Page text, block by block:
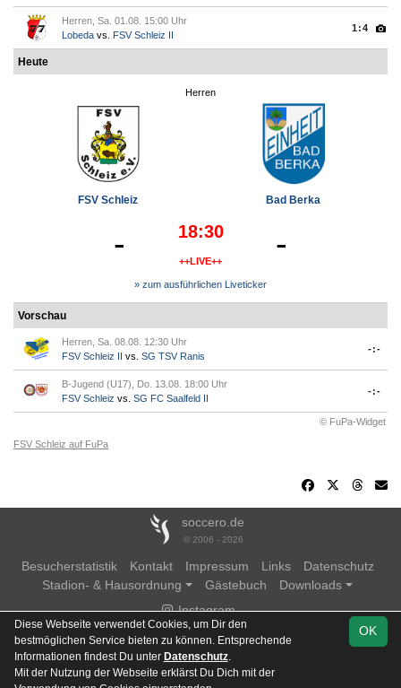
Herren, Sa. 01.08. 15:00 Uhr
Lobeda vs. FSV Schleiz II
1:4
Heute
Herren
FSV Schleiz Bad Berka
- 18:30
++LIVE++ -
» zum ausführlichen Liveticker
Vorschau
Herren, Sa. 08.08. 12:30 Uhr
FSV Schleiz II
vs. SG TSV Ranis
-:-
B-Jugend (U17), Do. 13.08. 18:00 Uhr
FSV Schleiz vs. SG FC Saalfeld II
-:-
© FuPa-Widget
FSV Schleiz auf FuPa
soccero.de
© 2006 - 2026
Besucherstatistik Kontakt Impressum Links
Datenschutz
Stadion- & Hausordnung
Gästebuch
Downloads
Instagram
OK
Diese Webseite verwendet Cookies, um Dir den
bestmöglichen Service bieten zu können. Entsprechende
Informationen findest Du unter Datenschutz.
Mit der Nutzung der Webseite erklärst Du Dich mit der